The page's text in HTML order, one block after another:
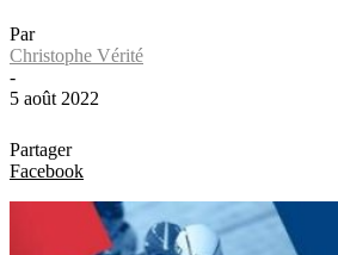
Par
Christophe Vérité
-
5 août 2022
Partager
Facebook